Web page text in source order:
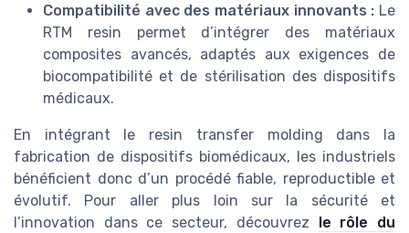
Compatibilité avec des matériaux innovants : Le
RTM resin permet d’intégrer des matériaux
composites avancés, adaptés aux exigences de
biocompatibilité et de stérilisation des dispositifs
médicaux.
En intégrant le resin transfer molding dans la
fabrication de dispositifs biomédicaux, les industriels
bénéficient donc d’un procédé fiable, reproductible et
évolutif. Pour aller plus loin sur la sécurité et
l’innovation dans ce secteur, découvrez
le rôle du